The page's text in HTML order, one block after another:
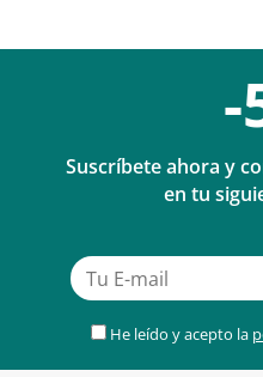
-
Suscríbete ahora y
en tu
He leído y acepto la